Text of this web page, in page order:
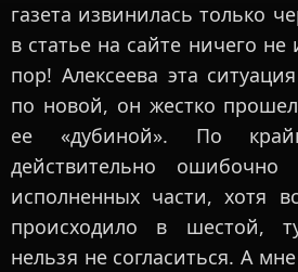
газета извинилась только
в статье на сайте ничего не
пор! Алексеева эта
по новой, он жестко
ее «дубиной». По
действительно
исполненных части, хотя
происходило в шестой,
нельзя не согласиться. А